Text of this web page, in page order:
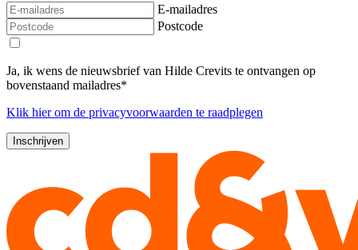
E-mailadres
Postcode
Ja, ik wens de nieuwsbrief van Hilde Crevits te ontvangen op
bovenstaand mailadres*
Klik hierom de privacyvoorwaarden te raadplegen